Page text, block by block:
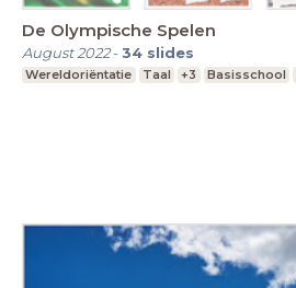
De Olympische Spelen
August 2022-34 slides
Wereldoriëntatie Taal +3 Basisschool